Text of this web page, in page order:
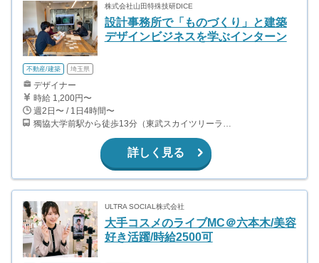
株式会社山田特殊技研DICE
設計事務所で「ものづくり」と建築
デザインビジネスを学ぶインターン
不動産/建築 埼玉県
デザイナー
時給 1,200円〜
週2日〜 / 1日4時間〜
獨協大学前駅から徒歩13分（東武スカイツリーライン、東武伊勢崎線、東武日光線、鬼怒川線）
詳しく見る
ULTRA SOCIAL株式会社
大手コスメのライブMC＠六本木/美容
好き活躍/時給2500可